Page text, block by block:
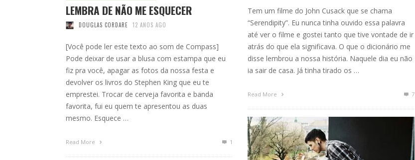
Tem um filme do John Cusack que se chama
“Serendipity”. Eu nunca tinha ouvido essa palavra
até ver o filme e gostei tanto que tive vontade de ir
atrás do que ela significava. O que o dicionário me
disse lembrou a nossa história. Naquele dia eu não
ia sair de casa. Já tinha tirado os …
Read More 7
LEMBRA DE NÃO ME ESQUECER
DOUGLAS CORDARE 12 ANOS AGO
[Você pode ler este texto ao som de Compass]
Pode deixar de usar a blusa com estampa que eu
fiz pra você, apagar as fotos da nossa festa e
devolver os livros do Stephen King que eu te
emprestei. Trocar de cerveja favorita e banda
favorita, fui eu quem te apresentou as duas
mesmo. Esquece …
Read More 1